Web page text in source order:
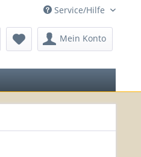
Service/Hilfe
Mein Konto